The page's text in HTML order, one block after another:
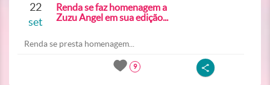
22
set
Renda se faz homenagem a
Zuzu Angel em sua edição...
Renda se presta homenagem...
9